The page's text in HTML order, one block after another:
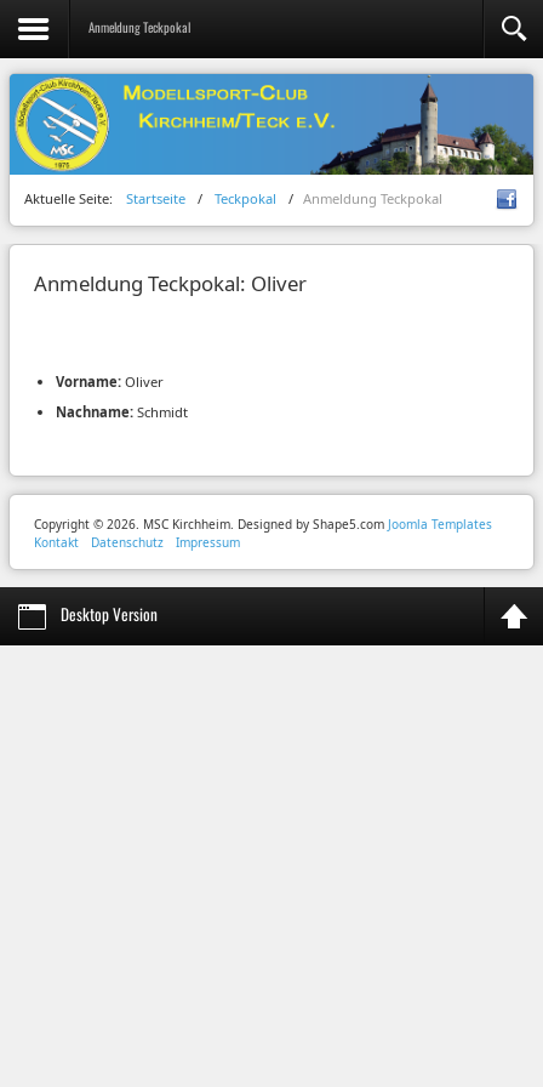
Anmeldung Teckpokal
Aktuelle Seite: Startseite / Teckpokal / Anmeldung Teckpokal
Anmeldung Teckpokal: Oliver
Vorname: Oliver
Nachname: Schmidt
Copyright © 2026. MSC Kirchheim. Designed by Shape5.com Joomla Templates
Kontakt
Datenschutz Impressum
Desktop Version